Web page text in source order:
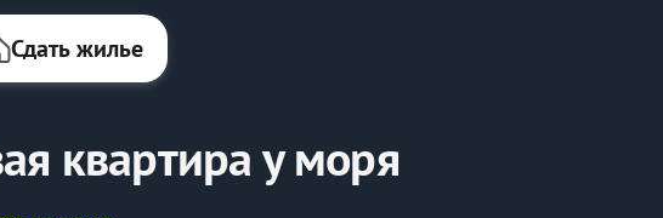
Сдать жилье
квартира у моря